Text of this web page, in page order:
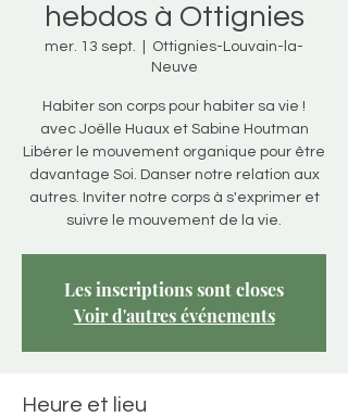
hebdos à Ottignies
mer. 13 sept.
Ottignies-Louvain-la-
Neuve
Habiter son corps pour habiter sa vie !
avec Joëlle Huaux et Sabine Houtman
Libérer le mouvement organique pour être
davantage Soi. Danser notre relation aux
autres. Inviter notre corps à s'exprimer et
suivre le mouvement de la vie.
Les inscriptions sont closes
Voir d'autres événements
Heure et lieu